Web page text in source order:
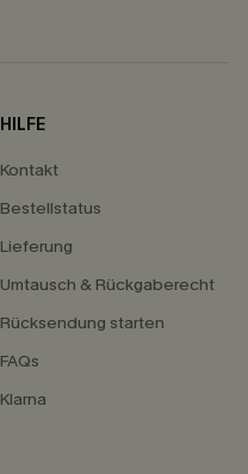
HILFE
Kontakt
Bestellstatus
Lieferung
Umtausch & Rückgaberecht
Rücksendung starten
FAQs
Klarna